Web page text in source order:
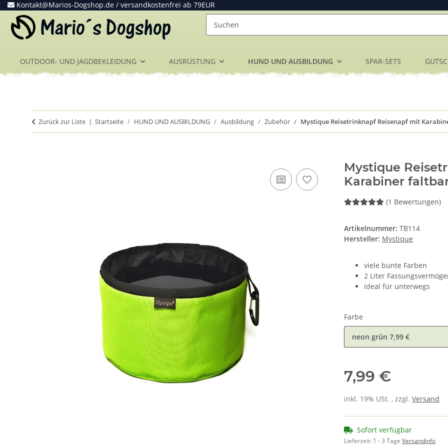
Kontakt@Marios-Dogshop.de / versandkostenfrei ab 79EUR
OUTDOOR- UND JAGDBEKLEIDUNG AUSRÜSTUNG HUND UND AUSBILDUNG SPAR-SETS
Zurück zur Liste Startseite HUND UND AUSBILDUNG Ausbildung Zubehör Mystique Reisetrinknapf Reisenapf mit
Mystique
Karabiner
(1 Bewertungen)
Artikelnummer: TB114
Hersteller: Mystique
viele bunte Farben
2 Liter
ideal für unterwegs
Farbe
neon grün 7,99 €
7,99 €
inkl. 19% USt. , zzgl. Versand
Sofort verfügbar
Lieferzeit: 1 - 3 Tage Versandinfo